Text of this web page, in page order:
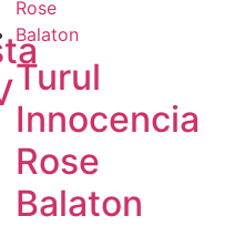
Turul
Innocencia
Rose
Balaton